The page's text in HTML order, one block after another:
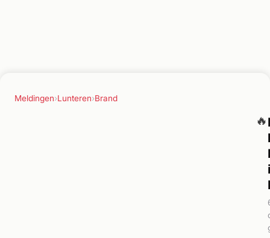
Meldingen›Lunteren›Brand
🔥